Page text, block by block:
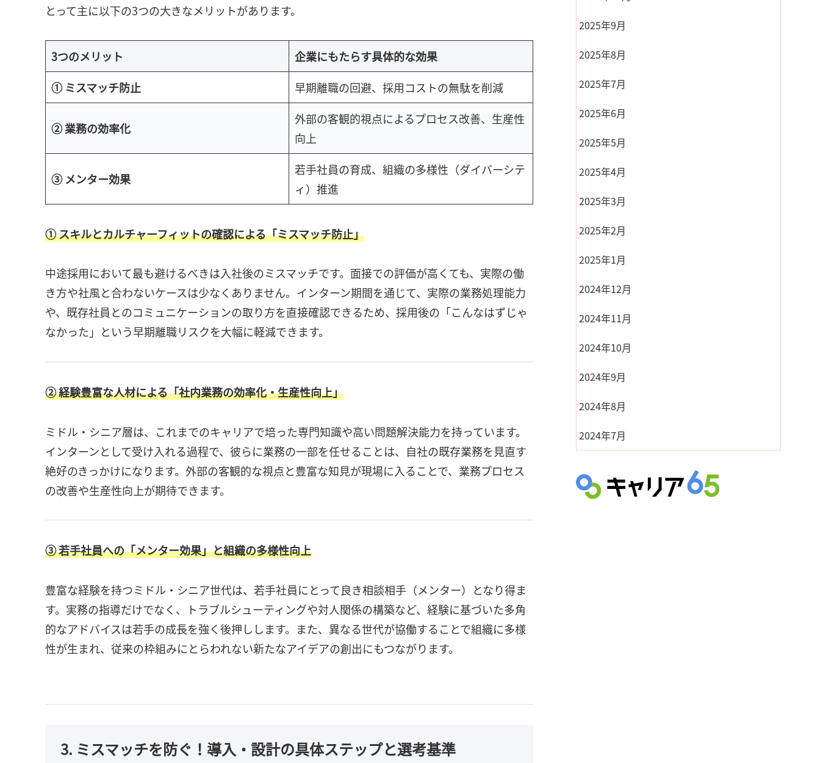
とって主に以下の3つの大きなメリットがあります。
3つのメリット
企業にもたらす具体的な効果
① ミスマッチ防止
早期離職の回避、採用コストの無駄を削減
② 業務の効率化
外部の客観的視点によるプロセス改善、生産性
向上
③ メンター効果
若手社員の育成、組織の多様性（ダイバーシテ
ィ）推進
① スキルとカルチャーフィットの確認による「ミスマッチ防止」
中途採用において最も避けるべきは入社後のミスマッチです。面接での評価が高くても、実際の働
き方や社風と合わないケースは少なくありません。インターン期間を通じて、実際の業務処理能力
や、既存社員とのコミュニケーションの取り方を直接確認できるため、採用後の「こんなはずじゃ
なかった」という早期離職リスクを大幅に軽減できます。
② 経験豊富な人材による「社内業務の効率化・生産性向上」
ミドル・シニア層は、これまでのキャリアで培った専門知識や高い問題解決能力を持っています。
インターンとして受け入れる過程で、彼らに業務の一部を任せることは、自社の既存業務を見直す
絶好のきっかけになります。外部の客観的な視点と豊富な知見が現場に入ることで、業務プロセス
の改善や生産性向上が期待できます。
③ 若手社員への「メンター効果」と組織の多様性向上
豊富な経験を持つミドル・シニア世代は、若手社員にとって良き相談相手（メンター）となり得ま
す。実務の指導だけでなく、トラブルシューティングや対人関係の構築など、経験に基づいた多角
的なアドバイスは若手の成長を強く後押しします。また、異なる世代が協働することで組織に多様
性が生まれ、従来の枠組みにとらわれない新たなアイデアの創出にもつながります。
3. ミスマッチを防ぐ！導入・設計の具体ステップと選考基準
2025年9月
2025年8月
2025年7月
2025年6月
2025年5月
2025年4月
2025年3月
2025年2月
2025年1月
2024年12月
2024年11月
2024年10月
2024年9月
2024年8月
2024年7月